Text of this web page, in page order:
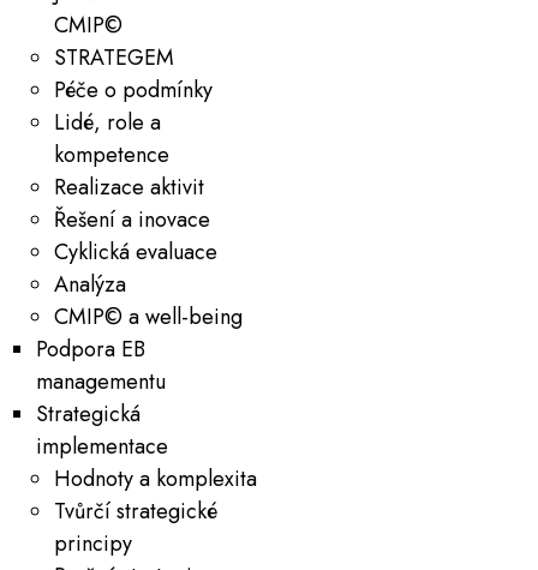
CMIP©
STRATEGEM
Péče o podmínky
Lidé, role a
kompetence
Realizace aktivit
Řešení a inovace
Cyklická evaluace
Analýza
CMIP© a well-being
Podpora EB
managementu
Strategická
implementace
Hodnoty a komplexita
Tvůrčí strategické
principy